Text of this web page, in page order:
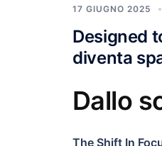
17 GIUGNO 2025
Designed
diventa
Dallo
The Shift In